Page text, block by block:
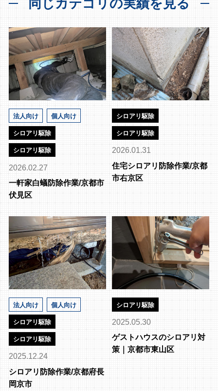
同じカテゴリの実績を見る
法人向け 個人向け
シロアリ駆除
シロアリ駆除
2026.02.27
一軒家白蟻防除作業/京都市
伏見区
シロアリ駆除
シロアリ駆除
2026.01.31
住宅シロアリ防除作業/京都
市右京区
法人向け 個人向け
シロアリ駆除
シロアリ駆除
2025.12.24
シロアリ防除作業/京都府長
岡京市
シロアリ駆除
2025.05.30
ゲストハウスのシロアリ対
策｜京都市東山区